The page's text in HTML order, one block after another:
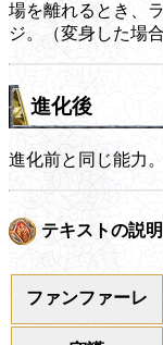
場を離れるとき、
ジ。（変身した場
進化後
進化前と同じ能力
テキストの説
ファンファーレ